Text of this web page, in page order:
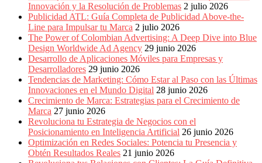
Innovación y la Resolución de Problemas 2 julio 2026
Publicidad ATL: Guía Completa de Publicidad Above-the-
Line para Impulsar tu Marca 2 julio 2026
The Power of Colombian Advertising: A Deep Dive into Blue
Design Worldwide Ad Agency 29 junio 2026
Desarrollo de Aplicaciones Móviles para Empresas y
Desarrolladores 29 junio 2026
Tendencias de Marketing: Cómo Estar al Paso con las Últimas
Innovaciones en el Mundo Digital 28 junio 2026
Crecimiento de Marca: Estrategias para el Crecimiento de
Marca 27 junio 2026
Revoluciona tu Estrategia de Negocios con el
Posicionamiento en Inteligencia Artificial 26 junio 2026
Optimización en Redes Sociales: Potencia tu Presencia y
Obtén Resultados Reales 21 junio 2026